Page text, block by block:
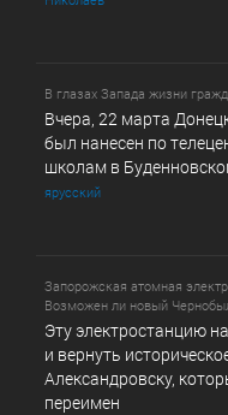
В глазах Запада жизни
Вчера, 22 марта
был нанесен по
школам в
ярусский
Запорожская атомная
Возможен ли новый
Эту электростанцию
и вернуть
Александровску,
переимен